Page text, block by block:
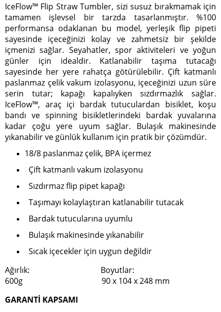
IceFlow™ Flip Straw Tumbler, sizi susuz bırakmamak için
tamamen işlevsel bir tarzda tasarlanmıştır. %100
performansa odaklanan bu model, yerleşik flip pipeti
sayesinde içeceğinizi kolay ve zahmetsiz bir şekilde
içmenizi sağlar. Seyahatler, spor aktiviteleri ve yoğun
günler için idealdir. Katlanabilir taşıma tutacağı
sayesinde her yere rahatça götürülebilir. Çift katmanlı
paslanmaz çelik vakum izolasyonu, içeceğinizi uzun süre
serin tutar; kapağı kapalıyken sızdırmazlık sağlar.
IceFlow™, araç içi bardak tutuculardan bisiklet, koşu
bandı ve spinning bisikletlerindeki bardak yuvalarına
kadar çoğu yere uyum sağlar. Bulaşık makinesinde
yıkanabilir ve günlük kullanım için pratik bir çözümdür.
18/8 paslanmaz çelik, BPA içermez
Çift katmanlı vakum izolasyonu
Sızdırmaz flip pipet kapağı
Taşımayı kolaylaştıran katlanabilir tutacak
Bardak tutucularına uyumlu
Bulaşık makinesinde yıkanabilir
Sıcak içecekler için uygun değildir
Ağırlık: Boyutlar:
600g 90 x 104 x 248 mm
GARANTİ KAPSAMI